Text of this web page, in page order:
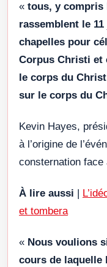
« tous, y compris
rassemblent le
chapelles pour
Corpus Christi et
le corps du
sur le corps du
Kevin Hayes,
à l’origine de
consternation face
À lire aussi
et tombera
« Nous voulions
cours de laquelle